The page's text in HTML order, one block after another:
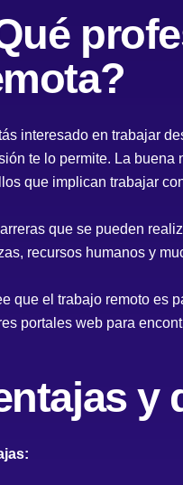
interesado en trabajar
te lo permite. La
que implican trabajar
que se pueden
recursos humanos y
que el trabajo remoto es
portales web para
y